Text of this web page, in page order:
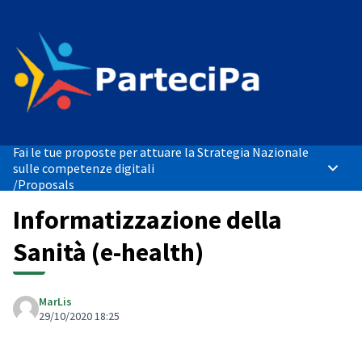
Fai le tue proposte per attuare la Strategia Nazionale
sulle competenze digitali
/Proposals
Main
Informatizzazione della
Sanità (e-health)
MarLis
29/10/2020 18:25